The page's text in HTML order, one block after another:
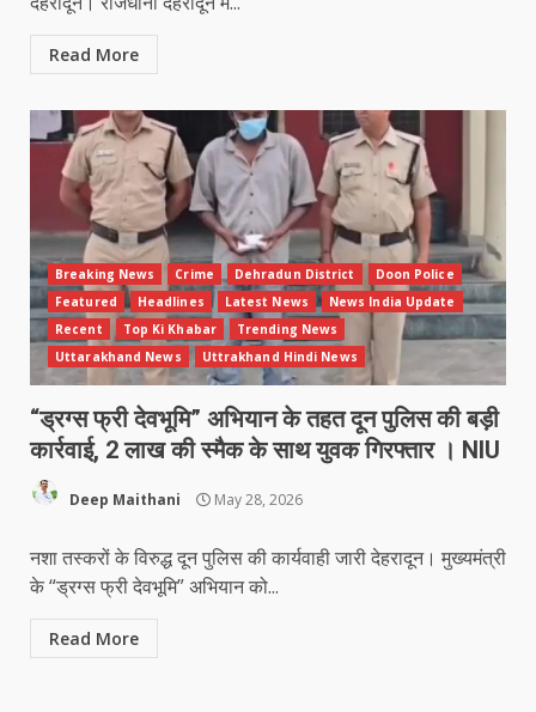
Read More
Breaking News Crime Dehradun District
Doon Police
Featured
Headlines Latest News
News India Update
Recent
Top Ki Khabar
Trending News
Uttarakhand News
Uttrakhand Hindi News
“ड्रग्स फ्री देवभूमि” अभियान के तहत दून पुलिस की बड़ी
कार्रवाई, 2 लाख की स्मैक के साथ युवक गिरफ्तार । NIU
Deep Maithani May 28, 2026
नशा तस्करों के विरुद्ध दून पुलिस की कार्यवाही जारी देहरादून। मुख्यमंत्री
के “ड्रग्स फ्री देवभूमि” अभियान को...
Read More